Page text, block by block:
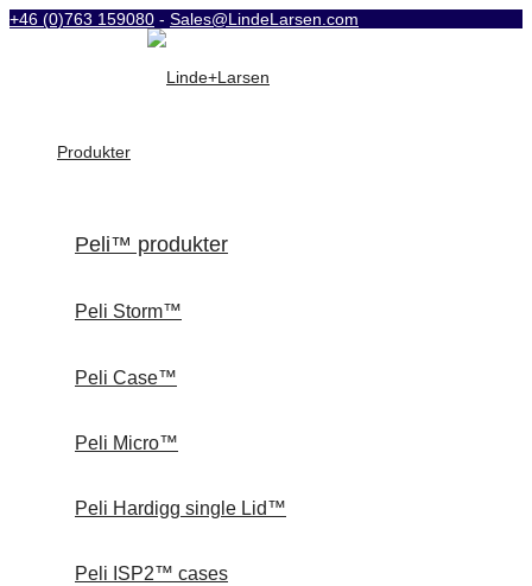
+46 (0)763 159080 - Sales@LindeLarsen.com
Produkter
Peli™ produkter
Peli Storm™
Peli Case™
Peli Micro™
Peli Hardigg single Lid™
Peli ISP2™ cases